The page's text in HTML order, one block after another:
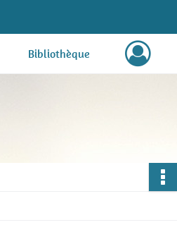
Bibliothèque